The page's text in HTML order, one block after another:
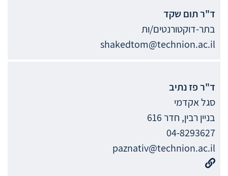
ד"רתום שקד
בתר-דוקטורנטים/ות
shakedtom@technion.ac.il
ד"רפזנתיב
סגל אקדמי
בניין רבין, חדר 616
04-8293627
paznativ@technion.ac.il